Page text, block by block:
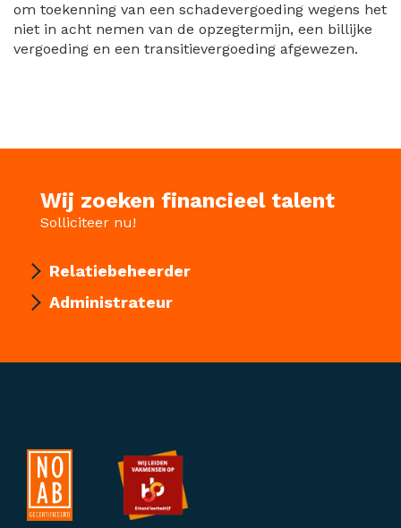
om toekenning van een schadevergoeding wegens het
niet in acht nemen van de opzegtermijn, een billijke
vergoeding en een transitievergoeding afgewezen.
Wij zoeken financieel talent
Solliciteer nu!
Relatiebeheerder
Administrateur